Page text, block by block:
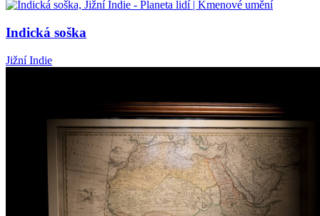
Indická soška
Jižní Indie